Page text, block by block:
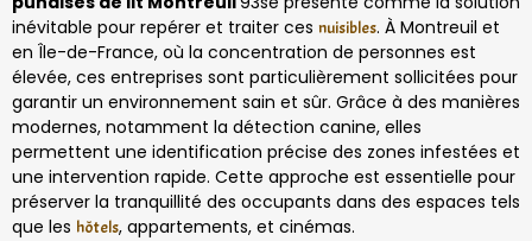
inévitable pour repérer et traiter ces nuisibles. À Montreuil et
en Île-de-France, où la concentration de personnes est
élevée, ces entreprises sont particulièrement sollicitées pour
garantir un environnement sain et sûr. Grâce à des manières
modernes, notamment la détection canine, elles
permettent une identification précise des zones infestées et
une intervention rapide. Cette approche est essentielle pour
préserver la tranquillité des occupants dans des espaces tels
que les hôtels, appartements, et cinémas.